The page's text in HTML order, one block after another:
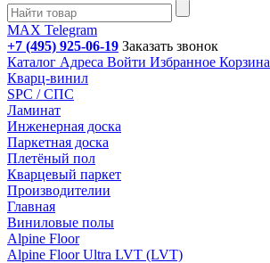
MAX Telegram
+7 (495) 925-06-19 Заказать звонок
Каталог Адреса Войти Избранное Корзина
Кварц-винил
SPC / СПС
Ламинат
Инженерная доска
Паркетная доска
Плетёный пол
Кварцевый паркет
Производителии
Главная
Виниловые полы
Alpine Floor
Alpine Floor Ultra LVT (LVT)